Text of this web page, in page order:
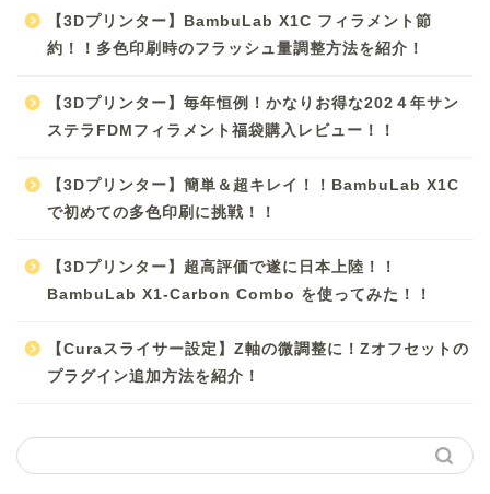
【3Dプリンター】BambuLab X1C フィラメント節
約！！多色印刷時のフラッシュ量調整方法を紹介！
【3Dプリンター】毎年恒例！かなりお得な202４年サン
ステラFDMフィラメント福袋購入レビュー！！
【3Dプリンター】簡単＆超キレイ！！BambuLab X1C
で初めての多色印刷に挑戦！！
【3Dプリンター】超高評価で遂に日本上陸！！
BambuLab X1-Carbon Combo を使ってみた！！
【Curaスライサー設定】Z軸の微調整に！Zオフセットの
プラグイン追加方法を紹介！
ホーム